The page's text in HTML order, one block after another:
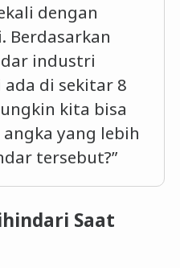
dengan
Berdasarkan
industri
di sekitar 8
kita bisa
yang lebih
tersebut?”
Saat